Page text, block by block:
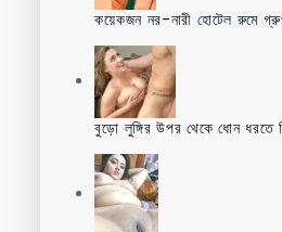
কয়েকজন নর-নারী হোটেল রুমে
বুড়ো লুঙ্গির উপর থেকে ধোন ধরতে